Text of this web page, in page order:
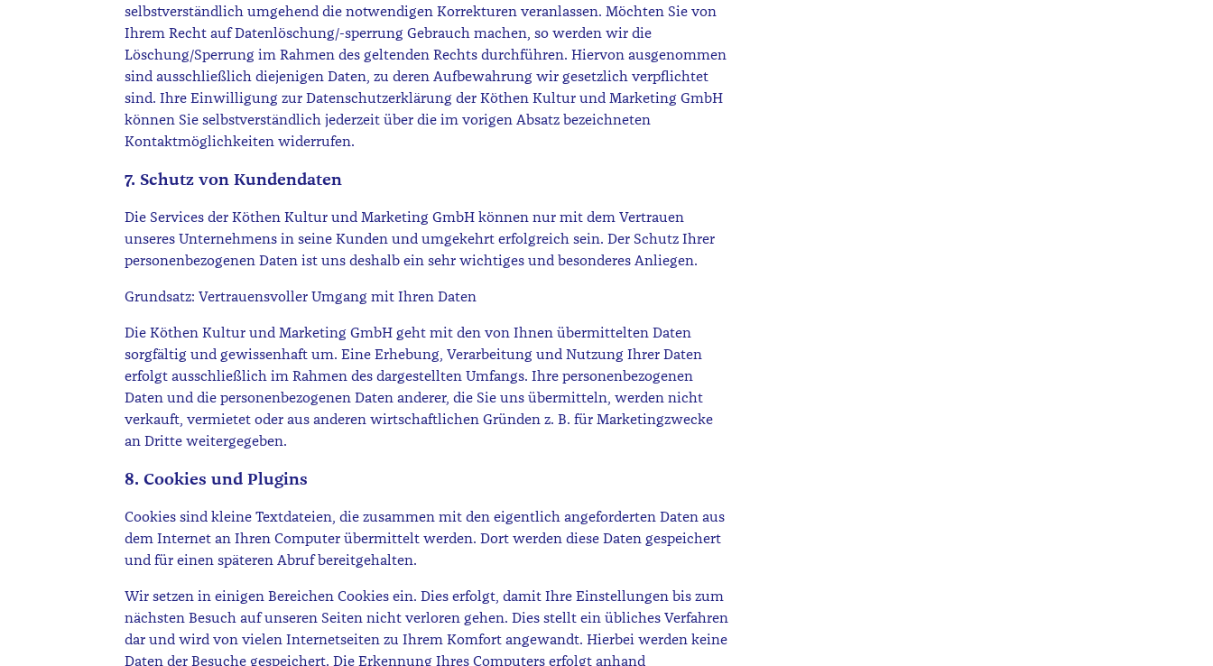
selbstverständlich umgehend die notwendigen Korrekturen veranlassen. Möchten Sie von
Ihrem Recht auf Datenlöschung/-sperrung Gebrauch machen, so werden wir die
Löschung/Sperrung im Rahmen des geltenden Rechts durchführen. Hiervon ausgenommen
sind ausschließlich diejenigen Daten, zu deren Aufbewahrung wir gesetzlich verpflichtet
sind. Ihre Einwilligung zur Datenschutzerklärung der Köthen Kultur und Marketing GmbH
können Sie selbstverständlich jederzeit über die im vorigen Absatz bezeichneten
Kontaktmöglichkeiten widerrufen.
7. Schutz von Kundendaten
Die Services der Köthen Kultur und Marketing GmbH können nur mit dem Vertrauen
unseres Unternehmens in seine Kunden und umgekehrt erfolgreich sein. Der Schutz Ihrer
personenbezogenen Daten ist uns deshalb ein sehr wichtiges und besonderes Anliegen.
Grundsatz: Vertrauensvoller Umgang mit Ihren Daten
Die Köthen Kultur und Marketing GmbH geht mit den von Ihnen übermittelten Daten
sorgfältig und gewissenhaft um. Eine Erhebung, Verarbeitung und Nutzung Ihrer Daten
erfolgt ausschließlich im Rahmen des dargestellten Umfangs. Ihre personenbezogenen
Daten und die personenbezogenen Daten anderer, die Sie uns übermitteln, werden nicht
verkauft, vermietet oder aus anderen wirtschaftlichen Gründen z. B. für Marketingzwecke
an Dritte weitergegeben.
8. Cookies und Plugins
Cookies sind kleine Textdateien, die zusammen mit den eigentlich angeforderten Daten aus
dem Internet an Ihren Computer übermittelt werden. Dort werden diese Daten gespeichert
und für einen späteren Abruf bereitgehalten.
Wir setzen in einigen Bereichen Cookies ein. Dies erfolgt, damit Ihre Einstellungen bis zum
nächsten Besuch auf unseren Seiten nicht verloren gehen. Dies stellt ein übliches Verfahren
dar und wird von vielen Internetseiten zu Ihrem Komfort angewandt. Hierbei werden keine
Daten der Besuche gespeichert. Die Erkennung Ihres Computers erfolgt anhand